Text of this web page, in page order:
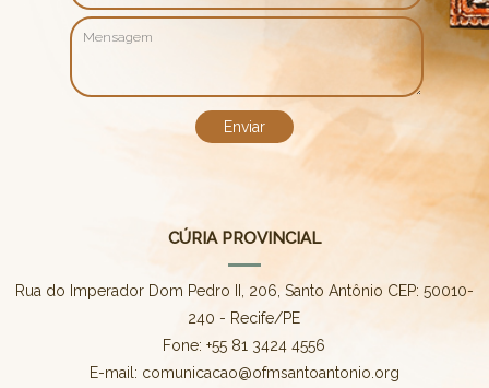
CÚRIA PROVINCIAL
Rua do Imperador Dom Pedro II, 206, Santo Antônio CEP: 50010-
240 - Recife/PE
Fone: +55 81 3424 4556
E-mail: comunicacao@ofmsantoantonio.org